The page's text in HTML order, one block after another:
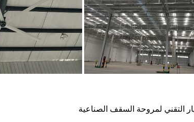
التقني لمروحة السقف الصناعية